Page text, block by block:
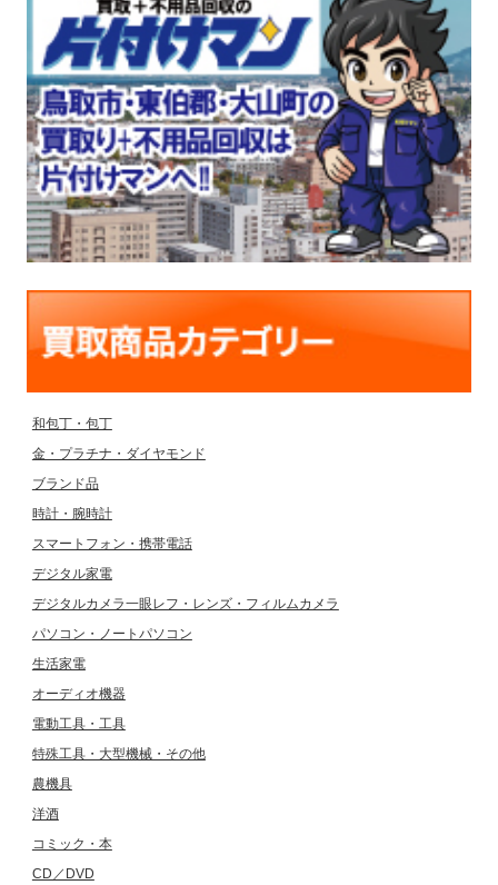
和包丁・包丁
金・プラチナ・ダイヤモンド
ブランド品
時計・腕時計
スマートフォン・携帯電話
デジタル家電
デジタルカメラ一眼レフ・レンズ・フィルムカメラ
パソコン・ノートパソコン
生活家電
オーディオ機器
電動工具・工具
特殊工具・大型機械・その他
農機具
洋酒
コミック・本
CD／DVD